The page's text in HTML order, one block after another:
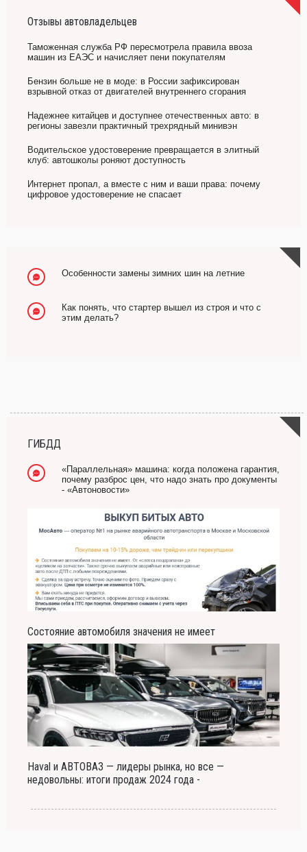
Отзывы автовладельцев
Таможенная служба РФ пересмотрела правила ввоза
машин из ЕАЭС и начисляет пени покупателям
Бензин больше не в моде: в России зафиксирован
взрывной отказ от двигателей внутреннего сгорания
Надежнее китайцев и доступнее отечественных авто: в
регионы завезли практичный трехрядный минивэн
Водительское удостоверение превращается в элитный
клуб: автошколы роняют доступность
Интернет пропал, а вместе с ним и ваши права: почему
цифровое удостоверение не спасает
Особенности замены зимних шин на летние
Как понять, что стартер вышел из строя и что с
этим делать?
ГИБДД
«Параллельная» машина: когда положена гарантия,
почему разброс цен, что надо знать про документы
- «Автоновости»
Состояние автомобиля значения не имеет
Haval и АВТОВАЗ — лидеры рынка, но все —
недовольны: итоги продаж 2024 года -